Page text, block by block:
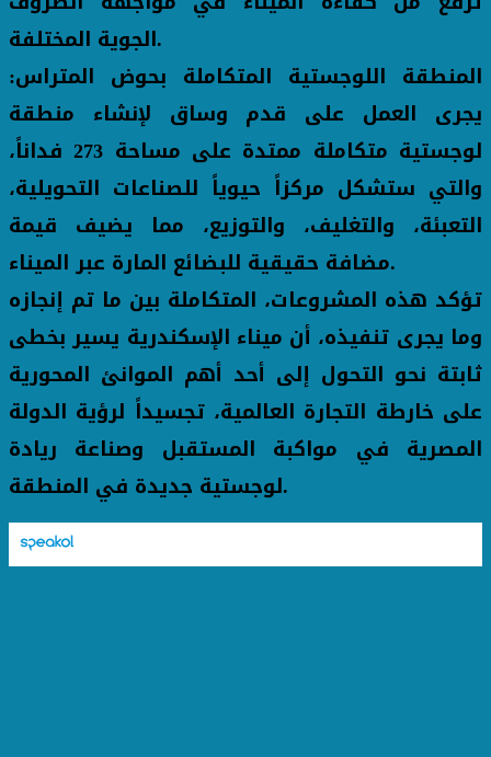
الجوية المختلفة.
المنطقة اللوجستية المتكاملة بحوض المتراس:
يجرى العمل على قدم وساق لإنشاء منطقة
لوجستية متكاملة ممتدة على مساحة 273 فداناً،
والتي ستشكل مركزاً حيوياً للصناعات التحويلية،
التعبئة، والتغليف، والتوزيع، مما يضيف قيمة
مضافة حقيقية للبضائع المارة عبر الميناء.
تؤكد هذه المشروعات، المتكاملة بين ما تم إنجازه
وما يجرى تنفيذه، أن ميناء الإسكندرية يسير بخطى
ثابتة نحو التحول إلى أحد أهم الموانئ المحورية
على خارطة التجارة العالمية، تجسيداً لرؤية الدولة
المصرية في مواكبة المستقبل وصناعة ريادة
لوجستية جديدة في المنطقة.